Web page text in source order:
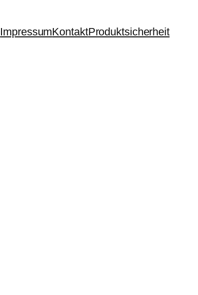
ImpressumKontaktProduktsicherheit